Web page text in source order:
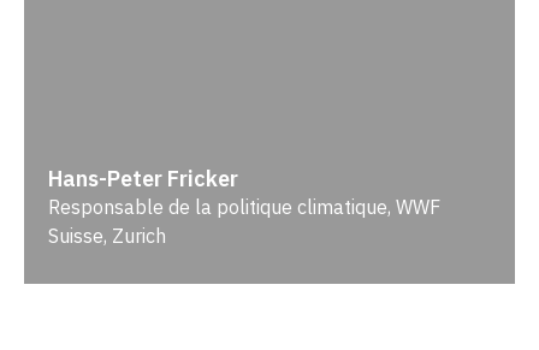
Hans-Peter Fricker
Responsable de la politique climatique, WWF
Suisse, Zurich